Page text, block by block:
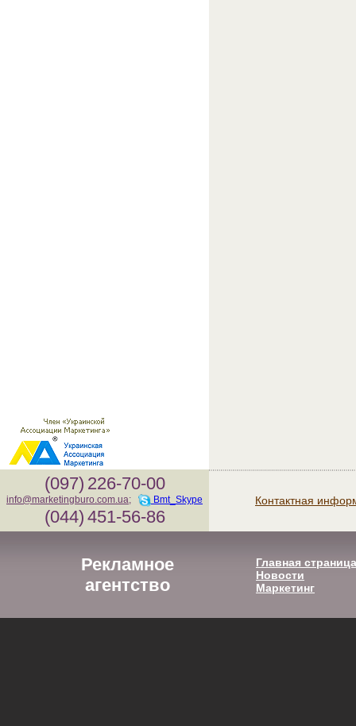
(097) 226-70-00
info@marketingburo.com.ua; Bmt_Skype
(044) 451-56-86
Контактная
Рекламное
агентство
Главная страница
Новости
Маркетинг